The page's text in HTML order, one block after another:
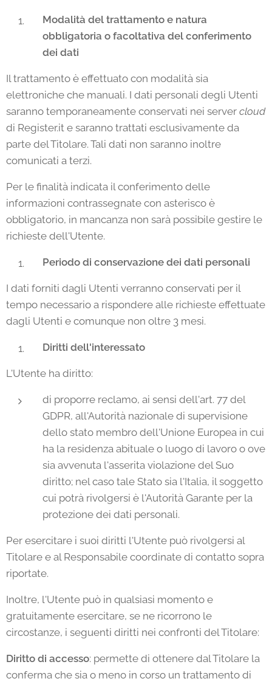
Modalità del trattamento e natura
obbligatoria o facoltativa del conferimento
dei dati
Il trattamento è effettuato con modalità sia
elettroniche che manuali. I dati personali degli Utenti
saranno temporaneamente conservati nei server cloud
di Register.it e saranno trattati esclusivamente da
parte del Titolare. Tali dati non saranno inoltre
comunicati a terzi.
Per le finalità indicata il conferimento delle
informazioni contrassegnate con asterisco è
obbligatorio, in mancanza non sarà possibile gestire le
richieste dell'Utente.
Periodo di conservazione dei dati personali
I dati forniti dagli Utenti verranno conservati per il
tempo necessario a rispondere alle richieste effettuate
dagli Utenti e comunque non oltre 3 mesi.
Diritti dell'interessato
L'Utente ha diritto:
di proporre reclamo, ai sensi dell'art. 77 del
GDPR, all'Autorità nazionale di supervisione
dello stato membro dell'Unione Europea in cui
ha la residenza abituale o luogo di lavoro o ove
sia avvenuta l'asserita violazione del Suo
diritto; nel caso tale Stato sia l'Italia, il soggetto
cui potrà rivolgersi è l'Autorità Garante per la
protezione dei dati personali.
Per esercitare i suoi diritti l'Utente può rivolgersi al
Titolare e al Responsabile coordinate di contatto sopra
riportate.
Inoltre, l'Utente può in qualsiasi momento e
gratuitamente esercitare, se ne ricorrono le
circostanze, i seguenti diritti nei confronti del Titolare:
Diritto di accesso: permette di ottenere dal Titolare la
conferma che sia o meno in corso un trattamento di